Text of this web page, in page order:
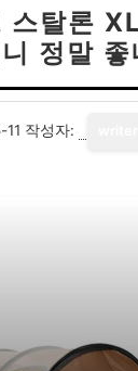
스탈론
정말 좋
작성자: